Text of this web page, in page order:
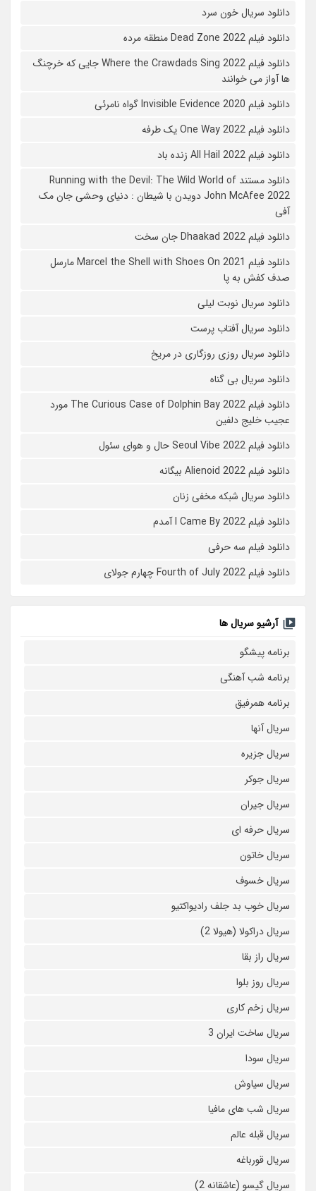
دانلود سریال خون سرد
دانلود فیلم 2022 Dead Zone منطقه مرده
دانلود فیلم Where the Crawdads Sing 2022 جایی که خرچنگ
ها آواز می خوانند
دانلود فیلم 2020 Invisible Evidence گواه نامرئی
دانلود فیلم One Way 2022 یک طرفه
دانلود فیلم All Hail 2022 زنده باد
دانلود مستند Running with the Devil: The Wild World of
John McAfee 2022 دویدن با شیطان : دنیای وحشی جان مک
آفی
دانلود فیلم Dhaakad 2022 جان سخت
دانلود فیلم Marcel the Shell with Shoes On 2021 مارسل
صدف کفش به پا
دانلود سریال نوبت لیلی
دانلود سریال آفتاب پرست
دانلود سریال روزی روزگاری در مریخ
دانلود سریال بی گناه
دانلود فیلم The Curious Case of Dolphin Bay 2022 مورد
عجیب خلیج دلفین
دانلود فیلم Seoul Vibe 2022 حال و هوای سئول
دانلود فیلم Alienoid 2022 بیگانه
دانلود سریال شبکه مخفی زنان
دانلود فیلم I Came By 2022 آمدم
دانلود فیلم سه حرفی
دانلود فیلم Fourth of July 2022 چهارم جولای
آرشیو سریال ها
برنامه پیشگو
برنامه شب آهنگی
برنامه همرفیق
سریال آنها
سریال جزیره
سریال جوکر
سریال جیران
سریال حرفه ای
سریال خاتون
سریال خسوف
سریال خوب بد جلف رادیواکتیو
سریال دراکولا (هیولا 2)
سریال راز بقا
سریال روز بلوا
سریال زخم کاری
سریال ساخت ایران 3
سریال سودا
سریال سیاوش
سریال شب های مافیا
سریال قبله عالم
سریال قورباغه
سریال گیسو (عاشقانه 2)